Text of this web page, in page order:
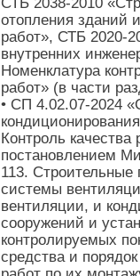
отопления зданий
работ», СТБ 2020-
внутренних
Номенклатура
работ» (в части
• СП 4.02.07-2024
Контроль
постановлением
113. Строительные
системы
вентиляции, и
сооружений и
контролируемых
средства и